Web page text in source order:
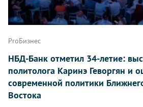
ProБизнес
НБД-Банк отметил 34-летие:
политолога Каринэ Геворгян и
современной политики
Востока